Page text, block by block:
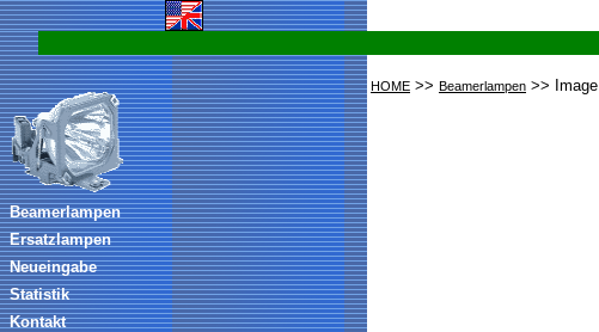
Beamerlampen
Ersatzlampen
Neueingabe
Statistik
Kontakt
HOME >> Beamerlampen >> Image